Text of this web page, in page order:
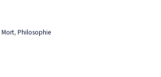
Mort, Philosophie